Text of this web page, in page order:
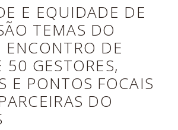
E EQUIDADE DE
TEMAS DO
ENCONTRO DE
50 GESTORES,
E PONTOS FOCAIS
DO